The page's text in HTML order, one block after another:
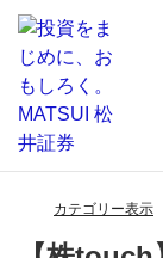
カテゴリー表示